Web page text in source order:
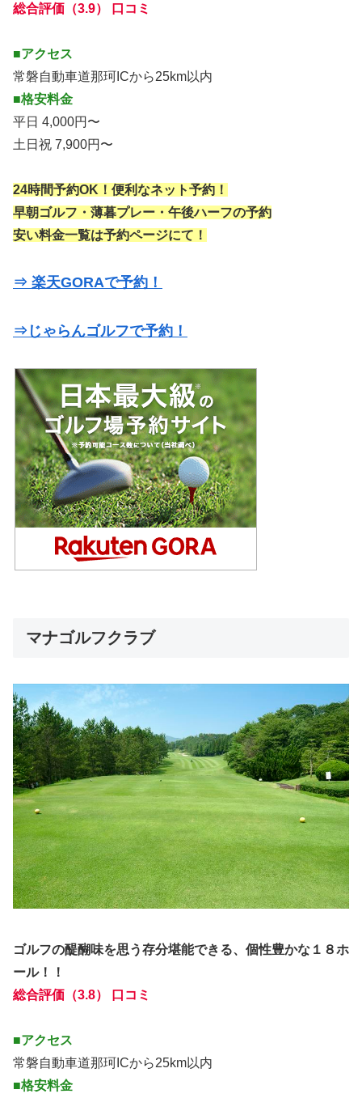
総合評価（3.9） 口コミ
■アクセス
常磐自動車道那珂ICから25km以内
■格安料金
平日 4,000円〜
土日祝 7,900円〜
24時間予約OK！便利なネット予約！
早朝ゴルフ・薄暮プレー・午後ハーフの予約
安い料金一覧は予約ページにて！
⇒ 楽天GORAで予約！
⇒じゃらんゴルフで予約！
マナゴルフクラブ
ゴルフの醍醐味を思う存分堪能できる、個性豊かな１８ホ
ール！！
総合評価（3.8） 口コミ
■アクセス
常磐自動車道那珂ICから25km以内
■格安料金